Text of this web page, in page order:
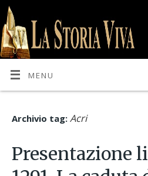
MENU
Archivio tag: Acri
Presentazione